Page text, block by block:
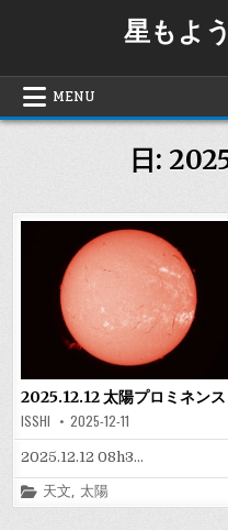
星もよ
MENU
日:
2025.12.12 太陽プロミネンス
ISSHI 2025-12-11
2025.12.12 08h3…
Posted
in
天文, 太陽